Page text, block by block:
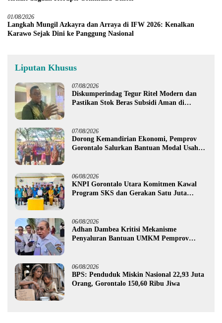
01/08/2026
Langkah Mungil Azkayra dan Arraya di IFW 2026: Kenalkan
Karawo Sejak Dini ke Panggung Nasional
Liputan Khusus
07/08/2026
Diskumperindag Tegur Ritel Modern dan
Pastikan Stok Beras Subsidi Aman di
07/08/2026
Dorong Kemandirian Ekonomi, Pemprov
Gorontalo Salurkan Bantuan Modal Usaha
06/08/2026
KNPI Gorontalo Utara Komitmen Kawal
Program SKS dan Gerakan Satu Juta
06/08/2026
Adhan Dambea Kritisi Mekanisme
Penyaluran Bantuan UMKM Pemprov
06/08/2026
BPS: Penduduk Miskin Nasional 22,93 Juta
Orang, Gorontalo 150,60 Ribu Jiwa